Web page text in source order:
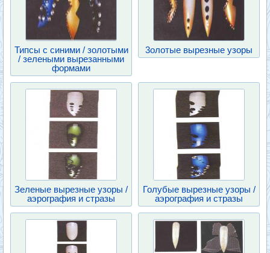
Типсы с синими / золотыми
/ зелеными вырезанными
формами
3олотые вырезные узоры
Зеленые вырезные узоры /
аэрография и стразы
Голубые вырезные узоры /
аэрография и стразы